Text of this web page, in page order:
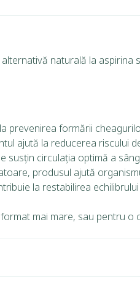
naturală la aspirina
prevenirea formării
ajută la reducerea riscului
circulația optimă a
produsul ajută
la restabilirea
mai mare, sau pentru o